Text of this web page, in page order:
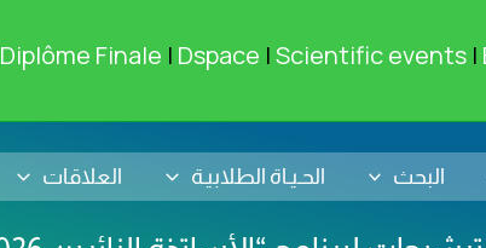
Diplôme Finale | Dspace |Scientific events |
البحث الحـيـاة الطلابيـة العلاقات